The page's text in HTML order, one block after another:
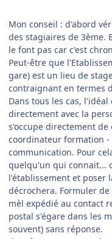
Mon conseil : d'abord
des stagiaires de 3ème.
le font pas car c'est
Peut-être que
gare) est un lieu de
contraignant en termes
Dans tous les cas,
directement avec la
s'occupe directement de
coordinateur formation
communication. Pour
quelqu'un qui connait...
l'établissement et poser
décrochera. Formuler
mèl expédié au contact
postal s'égare dans les
souvent) sans réponse.